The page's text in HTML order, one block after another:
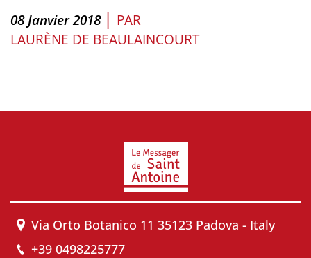
08 Janvier 2018 | PAR
LAURÈNE DE BEAULAINCOURT
Via Orto Botanico 11 35123 Padova - Italy
+39 0498225777